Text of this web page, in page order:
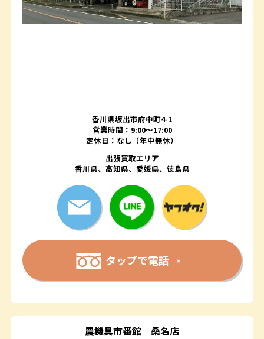
香川県坂出市府中町4-1
営業時間：9:00～17:00
定休日：なし（年中無休）
出張買取エリア
香川県、高知県、愛媛県、徳島県
タップで電話
農機具市番館 桑名店